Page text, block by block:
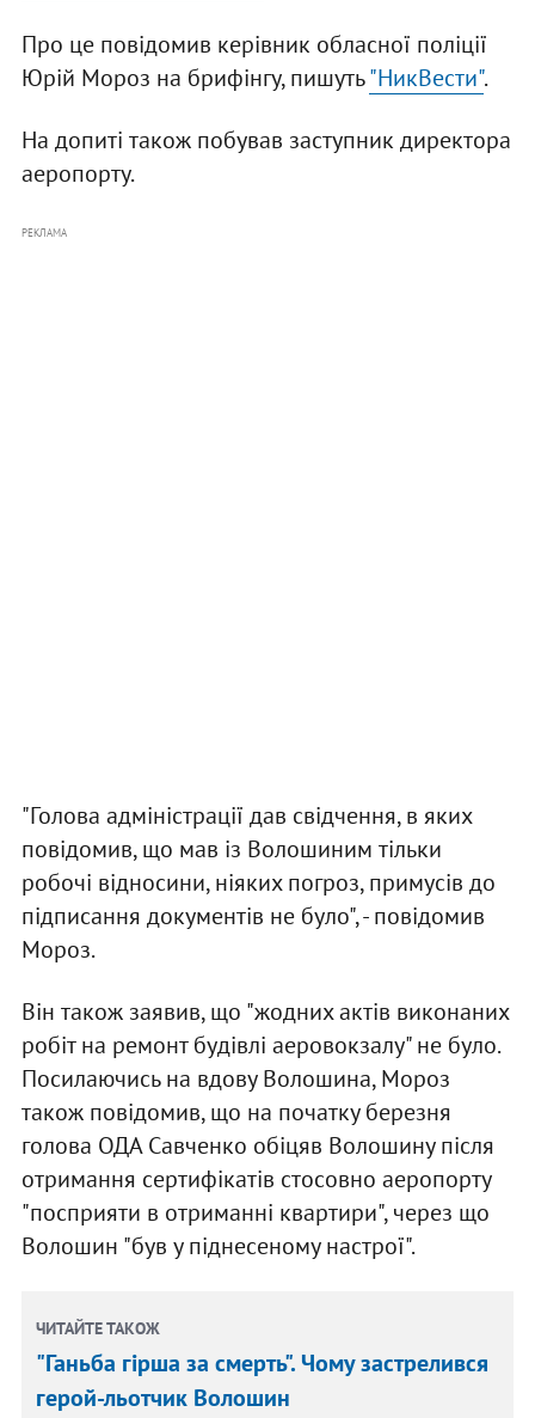
Про це повідомив керівник обласної поліції
Юрій Мороз на брифінгу, пишуть"НикВести".
На допиті також побував заступник директора
аеропорту.
РЕКЛАМА
"Голова адміністрації дав свідчення, в яких
повідомив, що мав із Волошиним тільки
робочі відносини, ніяких погроз, примусів до
підписання документів не було", - повідомив
Мороз.
Він також заявив, що "жодних актів виконаних
робіт на ремонт будівлі аеровокзалу" не було.
Посилаючись на вдову Волошина, Мороз
також повідомив, що на початку березня
голова ОДА Савченко обіцяв Волошину після
отримання сертифікатів стосовно аеропорту
"посприяти в отриманні квартири", через що
Волошин "був у піднесеному настрої".
ЧИТАЙТЕ ТАКОЖ
"Ганьба гірша за смерть". Чому застрелився
герой-льотчик Волошин